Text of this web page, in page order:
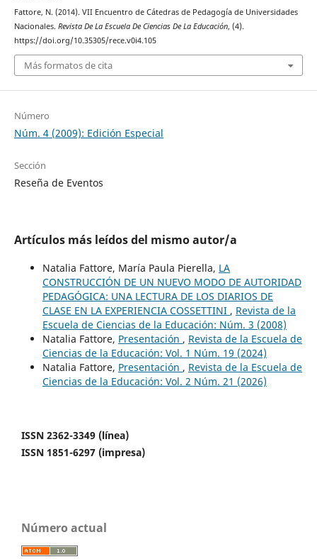
Fattore, N. (2014). VII Encuentro de Cátedras de Pedagogía de Universidades
Nacionales. Revista De La Escuela De Ciencias De La Educación, (4).
https://doi.org/10.35305/rece.v0i4.105
Más formatos de cita
Número
Núm. 4 (2009): Edición Especial
Sección
Reseña de Eventos
Artículos más leídos del mismo autor/a
Natalia Fattore, María Paula Pierella, LA
CONSTRUCCIÓN DE UN NUEVO MODO DE AUTORIDAD
PEDAGÓGICA: UNA LECTURA DE LOS DIARIOS DE
CLASE EN LA EXPERIENCIA COSSETTINI , Revista de la
Escuela de Ciencias de la Educación: Núm. 3 (2008)
Natalia Fattore, Presentación , Revista de la Escuela de
Ciencias de la Educación: Vol. 1 Núm. 19 (2024)
Natalia Fattore, Presentación , Revista de la Escuela de
Ciencias de la Educación: Vol. 2 Núm. 21 (2026)
ISSN 2362-3349 (línea)
ISSN 1851-6297 (impresa)
Número actual